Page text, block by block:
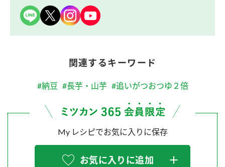
関連するキーワード
#納豆 #長芋・山芋 #追いがつおつゆ２倍
My レシピでお気に入りに保存
お気に入りに追加